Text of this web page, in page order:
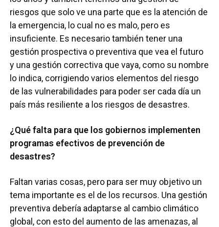
riesgos que solo ve una parte que es la atención de
la emergencia, lo cual no es malo, pero es
insuficiente. Es necesario también tener una
gestión prospectiva o preventiva que vea el futuro
y una gestión correctiva que vaya, como su nombre
lo indica, corrigiendo varios elementos del riesgo
de las vulnerabilidades para poder ser cada día un
país más resiliente a los riesgos de desastres.
¿Qué falta para que los gobiernos implementen
programas efectivos de prevención de
desastres?
Faltan varias cosas, pero para ser muy objetivo un
tema importante es el de los recursos. Una gestión
preventiva debería adaptarse al cambio climático
global, con esto del aumento de las amenazas, al